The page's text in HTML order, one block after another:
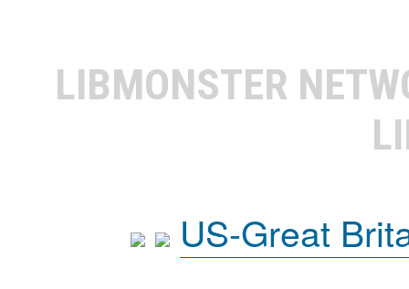
LIBMONSTER
US-Great